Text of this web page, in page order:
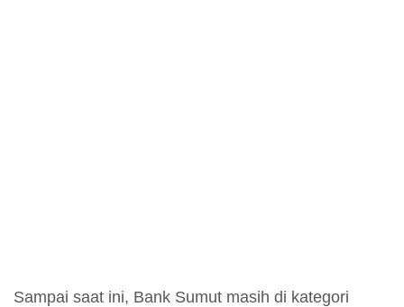
Sampai saat ini, Bank Sumut masih di kategori